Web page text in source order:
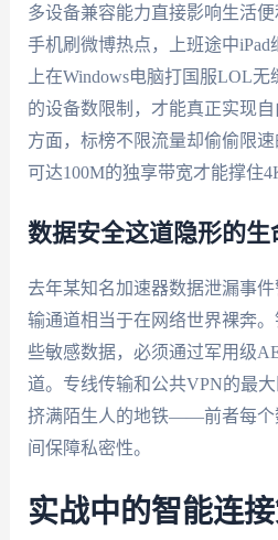
多设备兼容能力直接影响生活
手机刷微博热点，上班途中
上在Windows电脑打国服LOL
的设备数限制，才能真正实现
方面，标榜不限流量却偷偷限
可达100M的独享带宽才能撑住
数据安全这道隐形的生
去年某知名加速器数据泄漏事
输通道相当于在网络世界裸奔
些敏感数据，必须通过军用级
道。专线传输和公共VPN的最
挤满陌生人的地铁——前者每个
间保障私密性。
实战中的智能连